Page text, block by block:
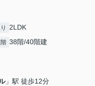
2LDK
38階/40階建
」駅 徒歩12分